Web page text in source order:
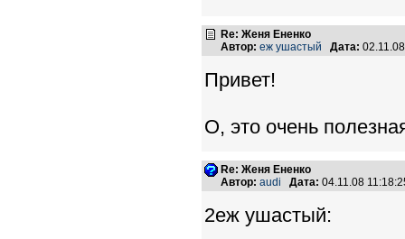
Re: Женя Ененко
Автор: еж ушастый Дата:
Привет!
О, это очень
Re: Женя Ененко
Автор: audi Дата: 04.11.08
2еж ушастый: